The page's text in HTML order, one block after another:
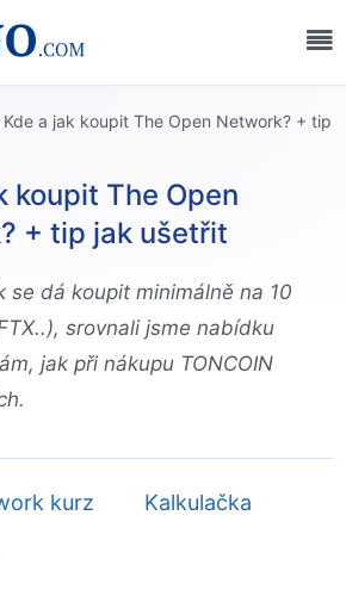
Kde a jak koupit The Open Network? + tip
koupit The Open
+ tip jak ušetřit
se dá koupit minimálně na 10
srovnali jsme nabídku
jak při nákupu TONCOIN
kurz Kalkulačka